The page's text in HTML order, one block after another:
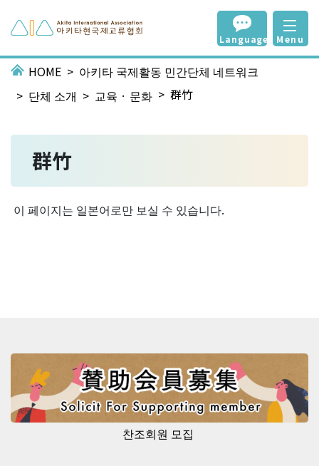
Language Menu
HOME
아키타 국제활동 민간단체 네트워크
단체 소개
교육 · 문화 群竹
群竹
이 페이지는 일본어로만 보실 수 있습니다.
찬조회원 모집